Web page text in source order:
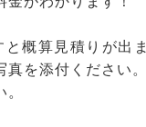
概算見積りが出ま
を添付ください。